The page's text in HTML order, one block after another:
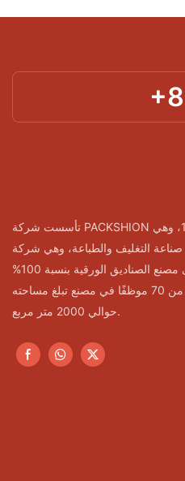
تأسست شركة PACKSHION في عام 1996، وهي
التغليف والطباعة، وهي شركة
تعتمد على مصنع الصناديق الورقية بنسبة 100%
وتضم أكثر من 70 موظفًا في مصنع تبلغ مساحته
حوالي 2000 متر مربع.